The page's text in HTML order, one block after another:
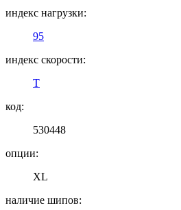
индекс нагрузки:
95
индекс скорости:
T
код:
530448
опции:
XL
наличие шипов: